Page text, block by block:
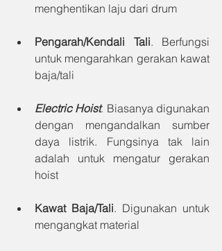
menghentikan laju dari drum
Pengarah/Kendali Tali. Berfungsi
untuk mengarahkan gerakan kawat
baja/tali
Electric Hoist. Biasanya digunakan
dengan mengandalkan sumber
daya listrik. Fungsinya tak lain
adalah untuk mengatur gerakan
hoist
Kawat Baja/Tali. Digunakan untuk
mengangkat material